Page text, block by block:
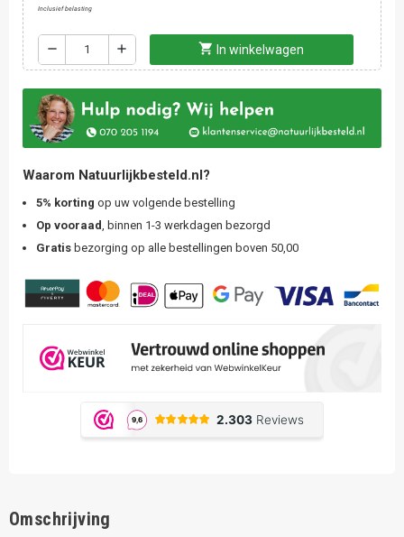
Inclusief belasting
remove add shopping_cart In winkelwagen
Waarom Natuurlijkbesteld.nl?
5% korting op uw volgende bestelling
Op vooraad
, binnen 1-3 werkdagen bezorgd
Gratis bezorging op alle bestellingen boven 50,00
Omschrijving